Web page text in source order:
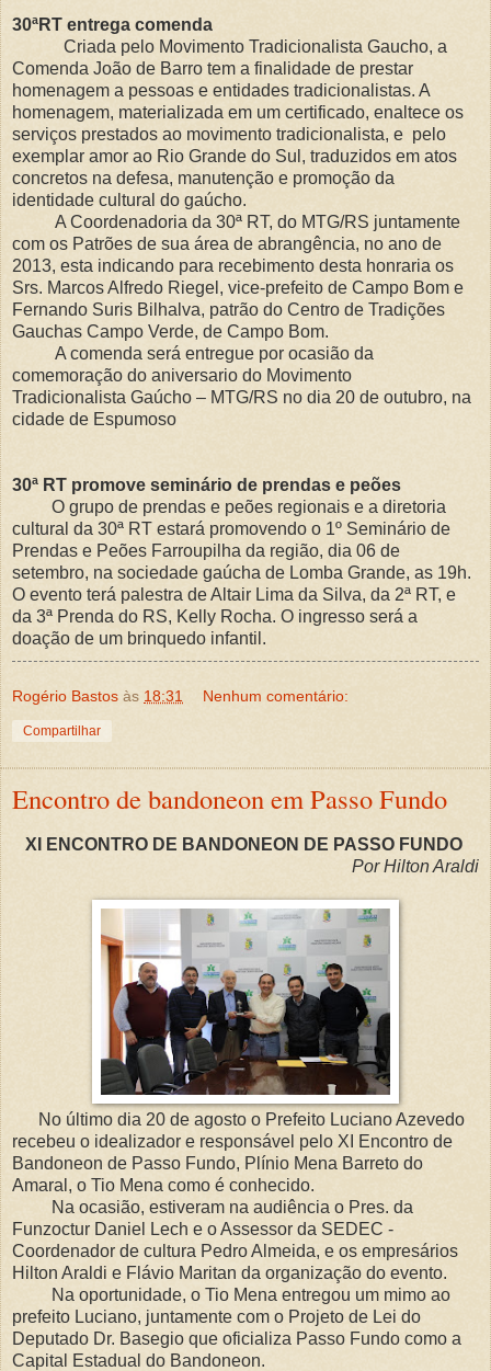
30ªRT entrega comenda
Criada pelo Movimento Tradicionalista Gaucho, a
Comenda João de Barro tem a finalidade de prestar
homenagem a pessoas e entidades tradicionalistas. A
homenagem, materializada em um certificado, enaltece os
serviços prestados ao movimento tradicionalista, e pelo
exemplar amor ao Rio Grande do Sul, traduzidos em atos
concretos na defesa, manutenção e promoção da
identidade cultural do gaúcho.
A Coordenadoria da 30ª RT, do MTG/RS juntamente
com os Patrões de sua área de abrangência, no ano de
2013, esta indicando para recebimento desta honraria os
Srs. Marcos Alfredo Riegel, vice-prefeito de Campo Bom e
Fernando Suris Bilhalva, patrão do Centro de Tradições
Gauchas Campo Verde, de Campo Bom.
A comenda será entregue por ocasião da
comemoração do aniversario do Movimento
Tradicionalista Gaúcho – MTG/RS no dia 20 de outubro, na
cidade de Espumoso
30ª RT promove seminário de prendas e peões
O grupo de prendas e peões regionais e a diretoria
cultural da 30ª RT estará promovendo o 1º Seminário de
Prendas e Peões Farroupilha da região, dia 06 de
setembro, na sociedade gaúcha de Lomba Grande, as 19h.
O evento terá palestra de Altair Lima da Silva, da 2ª RT, e
da 3ª Prenda do RS, Kelly Rocha. O ingresso será a
doação de um brinquedo infantil.
Rogério Bastos às 18:31 Nenhum comentário:
Compartilhar
Encontro de bandoneon em Passo Fundo
XI ENCONTRO DE BANDONEON DE PASSO FUNDO
Por Hilton Araldi
No último dia 20 de agosto o Prefeito Luciano Azevedo
recebeu o idealizador e responsável pelo XI Encontro de
Bandoneon de Passo Fundo, Plínio Mena Barreto do
Amaral, o Tio Mena como é conhecido.
Na ocasião, estiveram na audiência o Pres. da
Funzoctur Daniel Lech e o Assessor da SEDEC -
Coordenador de cultura Pedro Almeida, e os empresários
Hilton Araldi e Flávio Maritan da organização do evento.
Na oportunidade, o Tio Mena entregou um mimo ao
prefeito Luciano, juntamente com o Projeto de Lei do
Deputado Dr. Basegio que oficializa Passo Fundo como a
Capital Estadual do Bandoneon.